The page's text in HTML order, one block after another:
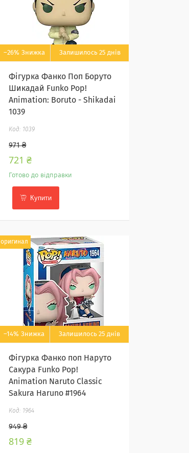
–26% Залишилось 25 днів
Фігурка Фанко Поп Боруто
Шикадай Funko Pop!
Animation: Boruto - Shikadai
1039
1039
971 ₴
721 ₴
Готово до відправки
Купити
оригинал
–14% Залишилось 25 днів
Фігурка Фанко поп Наруто
Сакура Funko Pop!
Animation Naruto Classic
Sakura Haruno #1964
1964
949 ₴
819 ₴